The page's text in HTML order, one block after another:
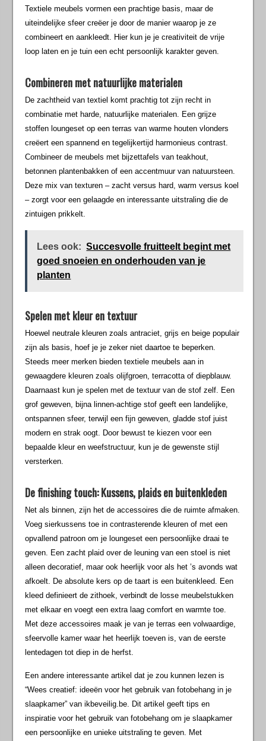
Textiele meubels vormen een prachtige basis, maar de
uiteindelijke sfeer creëer je door de manier waarop je ze
combineert en aankleedt. Hier kun je je creativiteit de vrije
loop laten en je tuin een echt persoonlijk karakter geven.
Combineren met natuurlijke materialen
De zachtheid van textiel komt prachtig tot zijn recht in
combinatie met harde, natuurlijke materialen. Een grijze
stoffen loungeset op een terras van warme houten vlonders
creëert een spannend en tegelijkertijd harmonieus contrast.
Combineer de meubels met bijzettafels van teakhout,
betonnen plantenbakken of een accentmuur van natuursteen.
Deze mix van texturen – zacht versus hard, warm versus koel
– zorgt voor een gelaagde en interessante uitstraling die de
zintuigen prikkelt.
Lees ook: Succesvolle fruitteelt begint met
goed snoeien en onderhouden van je
planten
Spelen met kleur en textuur
Hoewel neutrale kleuren zoals antraciet, grijs en beige populair
zijn als basis, hoef je je zeker niet daartoe te beperken.
Steeds meer merken bieden textiele meubels aan in
gewaagdere kleuren zoals olijfgroen, terracotta of diepblauw.
Daarnaast kun je spelen met de textuur van de stof zelf. Een
grof geweven, bijna linnen-achtige stof geeft een landelijke,
ontspannen sfeer, terwijl een fijn geweven, gladde stof juist
modern en strak oogt. Door bewust te kiezen voor een
bepaalde kleur en weefstructuur, kun je de gewenste stijl
versterken.
De finishing touch: Kussens, plaids en buitenkleden
Net als binnen, zijn het de accessoires die de ruimte afmaken.
Voeg sierkussens toe in contrasterende kleuren of met een
opvallend patroon om je loungeset een persoonlijke draai te
geven. Een zacht plaid over de leuning van een stoel is niet
alleen decoratief, maar ook heerlijk voor als het ’s avonds wat
afkoelt. De absolute kers op de taart is een buitenkleed. Een
kleed definieert de zithoek, verbindt de losse meubelstukken
met elkaar en voegt een extra laag comfort en warmte toe.
Met deze accessoires maak je van je terras een volwaardige,
sfeervolle kamer waar het heerlijk toeven is, van de eerste
lentedagen tot diep in de herfst.
Een andere interessante artikel dat je zou kunnen lezen is
“Wees creatief: ideeën voor het gebruik van fotobehang in je
slaapkamer” van ikbeveilig.be. Dit artikel geeft tips en
inspiratie voor het gebruik van fotobehang om je slaapkamer
een persoonlijke en unieke uitstraling te geven. Met